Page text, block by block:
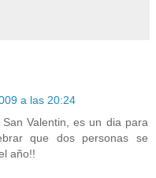
a las 20:24
Valentin, es un dia para
que dos personas se
año!!